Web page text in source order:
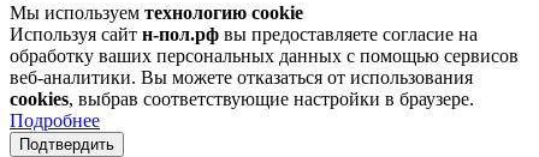
Мы используем технологию cookie
Используя сайт н-пол.рф вы предоставляете согласие на
обработку ваших персональных данных с помощью сервисов
веб-аналитики. Вы можете отказаться от использования
cookies, выбрав соответствующие настройки в браузере.
Подробнее
Подтвердить